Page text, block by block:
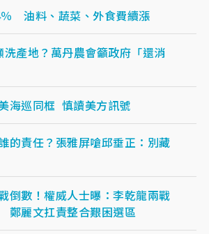
油料、蔬菜、外食費續漲
產地？萬丹農會籲政府「還消
海巡同框 慎讀美方訊號
的責任？張雅屏嗆邱垂正：別藏
倒數！權威人士曝：李乾龍兩戰
麗文扛責整合艱困選區